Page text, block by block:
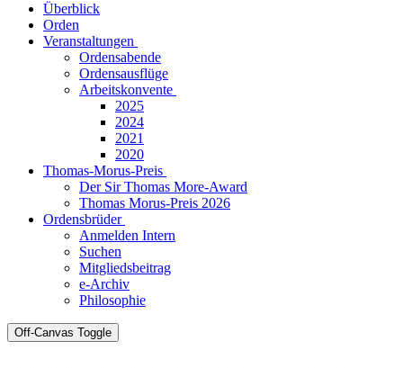
Überblick
Orden
Veranstaltungen
Ordensabende
Ordensausflüge
Arbeitskonvente
2025
2024
2021
2020
Thomas-Morus-Preis
Der Sir Thomas More-Award
Thomas Morus-Preis 2026
Ordensbrüder
Anmelden Intern
Suchen
Mitgliedsbeitrag
e-Archiv
Philosophie
Off-Canvas Toggle